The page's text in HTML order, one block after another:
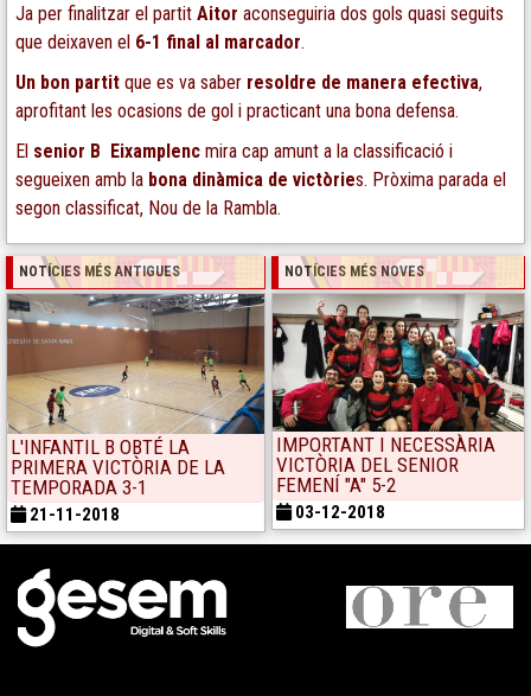
Ja per finalitzar el partit Aitor aconseguiria dos gols quasi seguits
que deixaven el 6-1 final al marcador.
Un bon partit que es va saber resoldre de manera efectiva,
aprofitant les ocasions de gol i practicant una bona defensa.
El senior B Eixamplenc mira cap amunt a la classificació i
segueixen amb la bona dinàmica de victòries. Pròxima parada el
segon classificat, Nou de la Rambla.
NOTÍCIES MÉS ANTIGUES
L'INFANTIL B OBTÉ LA
PRIMERA VICTÒRIA DE LA
TEMPORADA 3-1
21-11-2018
NOTÍCIES MÉS NOVES
IMPORTANT I NECESSÀRIA
VICTÒRIA DEL SENIOR
FEMENÍ "A" 5-2
03-12-2018